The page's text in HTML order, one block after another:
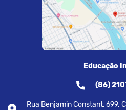
Educação
(86)
Rua Benjamin Constant,